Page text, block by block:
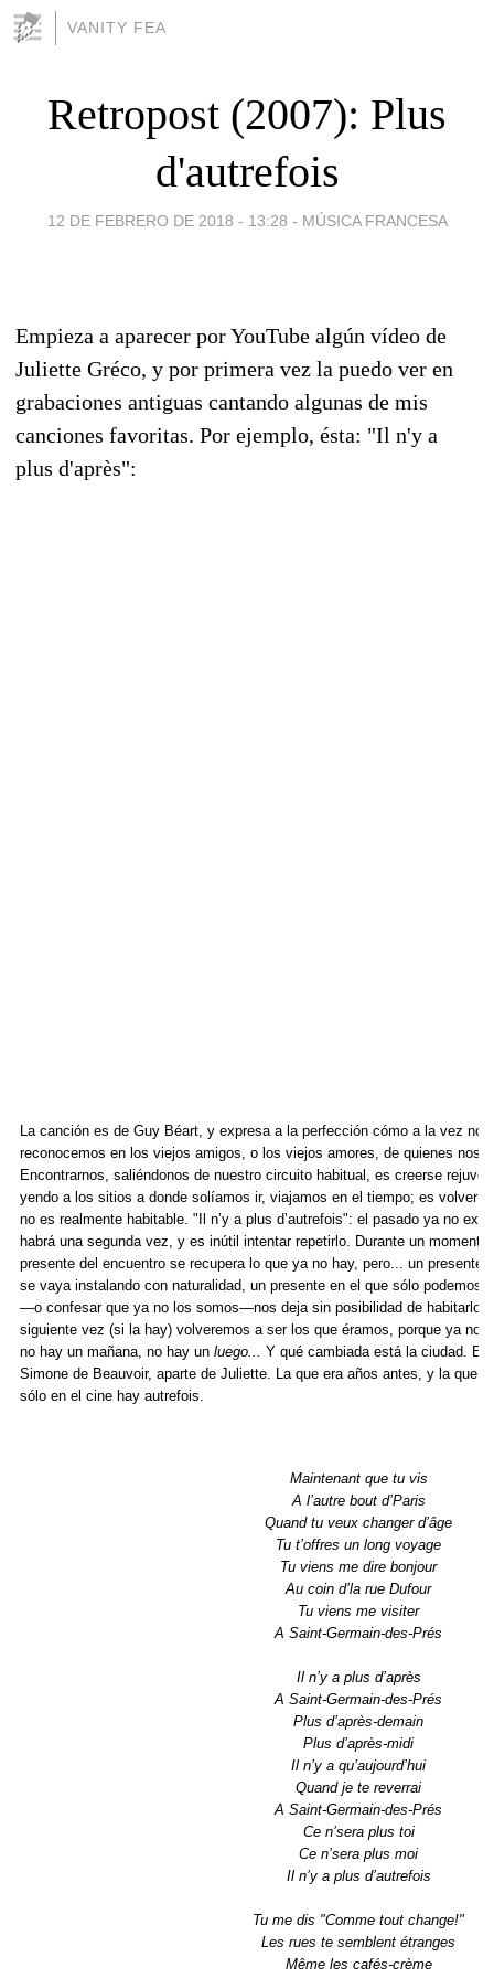
VANITY FEA
Retropost (2007): Plus
d'autrefois
12 DE FEBRERO DE 2018 - 13:28 - MÚSICA FRANCESA
Empieza a aparecer por YouTube algún vídeo de
Juliette Gréco, y por primera vez la puedo ver en
grabaciones antiguas cantando algunas de mis
canciones favoritas. Por ejemplo, ésta: "Il n'y a
plus d'après":
La canción es de Guy Béart, y expresa a la perfección cómo a la vez
reconocemos en los viejos amigos, o los viejos amores, de quienes nos
Encontrarnos, saliéndonos de nuestro circuito habitual, es creerse
yendo a los sitios a donde solíamos ir, viajamos en el tiempo; es volver
no es realmente habitable. "Il n’y a plus d’autrefois": el pasado ya no
habrá una segunda vez, y es inútil intentar repetirlo. Durante un
presente del encuentro se recupera lo que ya no hay, pero... un presente
se vaya instalando con naturalidad, un presente en el que sólo podemos
—o confesar que ya no los somos—nos deja sin posibilidad de habitarlo
siguiente vez (si la hay) volveremos a ser los que éramos, porque ya no
no hay un mañana, no hay un luego... Y qué cambiada está la ciudad.
Simone de Beauvoir, aparte de Juliette. La que era años antes, y la que
sólo en el cine hay autrefois.
Maintenant que tu vis
A l’autre bout d’Paris
Quand tu veux changer d’âge
Tu t’offres un long voyage
Tu viens me dire bonjour
Au coin d’la rue Dufour
Tu viens me visiter
A Saint-Germain-des-Prés
Il n’y a plus d’après
A Saint-Germain-des-Prés
Plus d’après-demain
Plus d’après-midi
Il n’y a qu’aujourd’hui
Quand je te reverrai
A Saint-Germain-des-Prés
Ce n’sera plus toi
Ce n’sera plus moi
Il n’y a plus d’autrefois
Tu me dis "Comme tout change!"
Les rues te semblent étranges
Même les cafés-crème